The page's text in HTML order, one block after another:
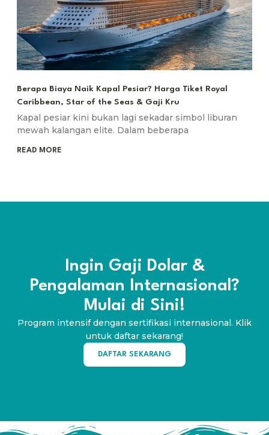
Berapa Biaya Naik Kapal Pesiar? Harga Tiket Royal
Caribbean, Star of the Seas & Gaji Kru
Kapal pesiar kini bukan lagi sekadar simbol liburan
mewah kalangan elite. Dalam beberapa
READ MORE
Ingin Gaji Dolar &
Pengalaman Internasional?
Mulai di Sini!
Program intensif dengan sertifikasi internasional. Klik
untuk daftar sekarang!
DAFTAR SEKARANG